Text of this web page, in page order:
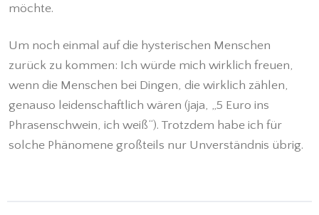
möchte.
Um noch einmal auf die hysterischen Menschen
zurück zu kommen: Ich würde mich wirklich freuen,
wenn die Menschen bei Dingen, die wirklich zählen,
genauso leidenschaftlich wären (jaja, „5 Euro ins
Phrasenschwein, ich weiß“). Trotzdem habe ich für
solche Phänomene großteils nur Unverständnis übrig.